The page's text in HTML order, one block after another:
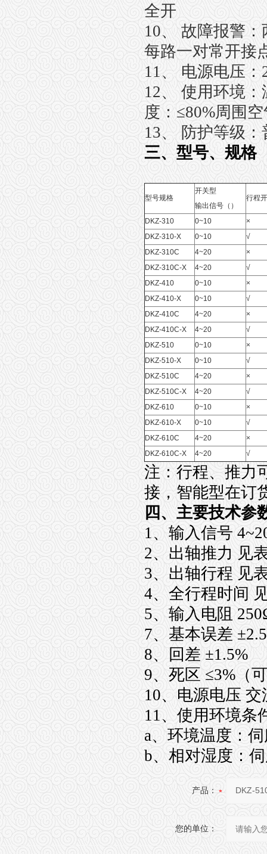
全开
10、 故障报警
每路一对常开接
11、 电源电压：
12、 使用环境
度：≤80%周围
13、 防护等级：
三、型号、规格
型号规格
开关型
输出信号（）
行程
DKZ-310 0~10
×
DKZ-310-X
0~10
√
DKZ-310C
4~20
×
DKZ-310C-X
4~20
√
DKZ-410
0~10
×
DKZ-410-X
0~10
√
DKZ-410C
4~20
×
DKZ-410C-X
4~20
√
DKZ-510
0~10
×
DKZ-510-X
0~10
√
DKZ-510C
4~20
×
DKZ-510C-X
4~20
√
DKZ-610
0~10
×
DKZ-610-X
0~10
√
DKZ-610C
4~20
×
DKZ-610C-X
4~20 √
注：行程、推力
接，智能型在订
四、主要技术参
1、输入信号
2、出轴推力 见
3、出轴行程 见
4、全行程时间
5、输入电阻
7、基本误差
8、回差 ±1.5%
9、死区 ≤3%（
10、电源电压 交
11、使用环境条
a、环境温度：
b、相对湿度：
产品：
您的单位：